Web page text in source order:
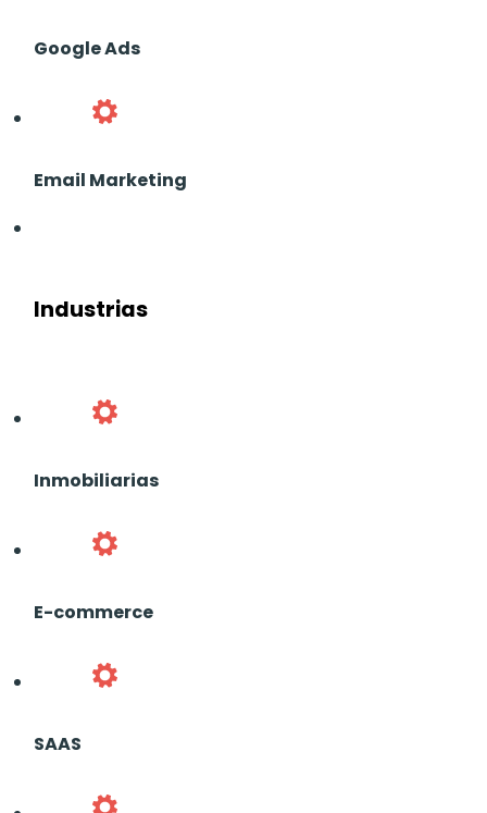
Google Ads
Email Marketing
Industrias
Inmobiliarias
E-commerce
SAAS